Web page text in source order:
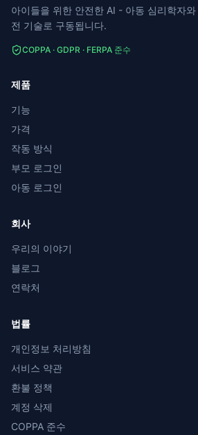
아이들을 위한 안전한 AI - 아동 심리학자
전 기술로 구동됩니다.
COPPA · GDPR · FERPA 준수
제품
기능
가격
작동 방식
부모 로그인
아동 로그인
회사
우리의 이야기
블로그
연락처
법률
개인정보 처리방침
서비스 약관
환불 정책
계정 삭제
COPPA 준수